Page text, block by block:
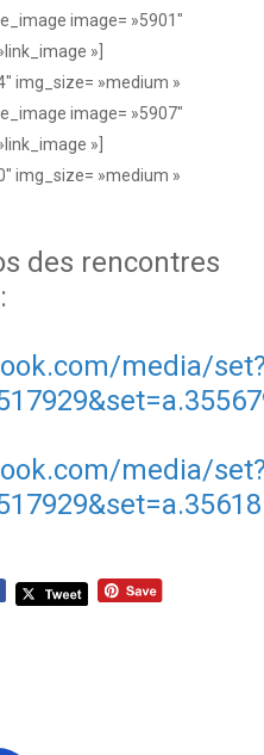
image= »5901″
»]
img_size= »medium »
image= »5907″
»]
img_size= »medium »
des rencontres
media/
media/